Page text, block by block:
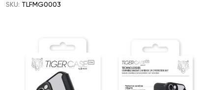
SKU: TLFMG0003